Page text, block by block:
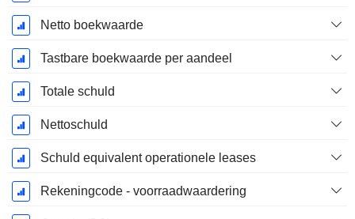
Netto boekwaarde
Tastbare boekwaarde per aandeel
Totale schuld
Nettoschuld
Schuld equivalent operationele leases
Rekeningcode - voorraadwaardering